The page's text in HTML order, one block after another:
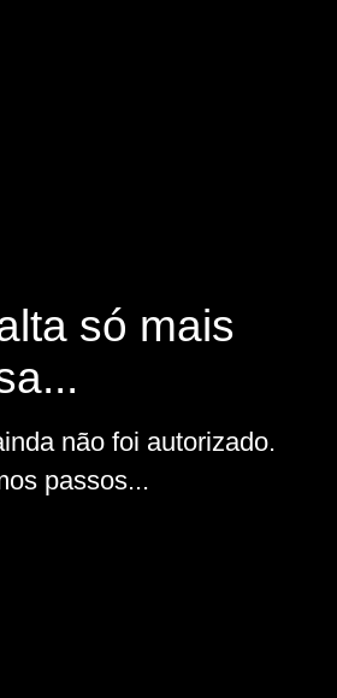
só mais
não foi autorizado.
passos...